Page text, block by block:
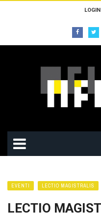
LOGIN
EVENTI LECTIO MAGISTRALIS
LECTIO